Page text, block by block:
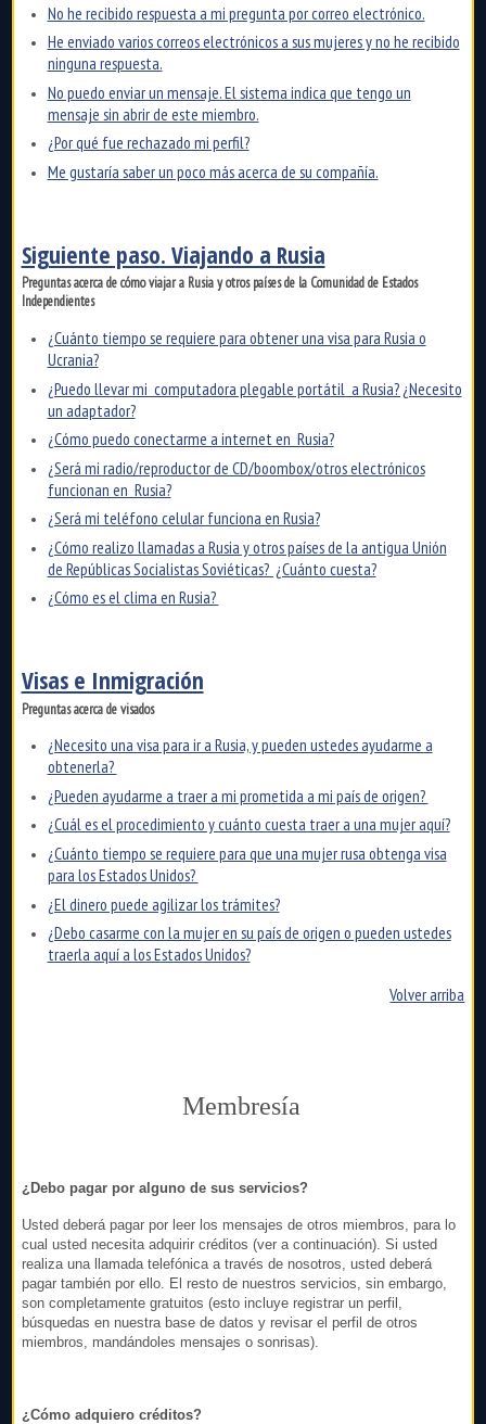
No he recibido respuesta a mi pregunta por correo electrónico.
He enviado varios correos electrónicos a sus mujeres y no he recibido
ninguna respuesta.
No puedo enviar un mensaje. El sistema indica que tengo un
mensaje sin abrir de este miembro.
¿Por qué fue rechazado mi perfil?
Me gustaría saber un poco más acerca de su compañía.
Siguiente paso. Viajando a Rusia
Preguntas acerca de cómo viajar a Rusia y otros países de la Comunidad de Estados
Independientes
¿Cuánto tiempo se requiere para obtener una visa para Rusia o
Ucrania?
¿Puedo llevar mi computadora plegable portátil a Rusia? ¿Necesito
un adaptador?
¿Cómo puedo conectarme a internet en Rusia?
¿Será mi radio/reproductor de CD/boombox/otros electrónicos
funcionan en Rusia?
¿Será mi teléfono celular funciona en Rusia?
¿Cómo realizo llamadas a Rusia y otros países de la antigua Unión
de Repúblicas Socialistas Soviéticas? ¿Cuánto cuesta?
¿Cómo es el clima en Rusia?
Visas e Inmigración
Preguntas acerca de visados
¿Necesito una visa para ir a Rusia, y pueden ustedes ayudarme a
obtenerla?
¿Pueden ayudarme a traer a mi prometida a mi país de origen?
¿Cuál es el procedimiento y cuánto cuesta traer a una mujer aquí?
¿Cuánto tiempo se requiere para que una mujer rusa obtenga visa
para los Estados Unidos?
¿El dinero puede agilizar los trámites?
¿Debo casarme con la mujer en su país de origen o pueden ustedes
traerla aquí a los Estados Unidos?
Volver arriba
Membresía
¿Debo pagar por alguno de sus servicios?
Usted deberá pagar por leer los mensajes de otros miembros, para lo
cual usted necesita adquirir créditos (ver a continuación). Si usted
realiza una llamada telefónica a través de nosotros, usted deberá
pagar también por ello. El resto de nuestros servicios, sin embargo,
son completamente gratuitos (esto incluye registrar un perfil,
búsquedas en nuestra base de datos y revisar el perfil de otros
miembros, mandándoles mensajes o sonrisas).
¿Cómo adquiero créditos?